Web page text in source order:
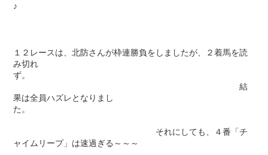
♪
１２レースは、北防さんが枠連勝負をしましたが、２着馬を読
み切れ
ず。
結
果は全員ハズレとなりまし
た。
それにしても、４番「チ
ャイムリープ」は速過ぎる～～～